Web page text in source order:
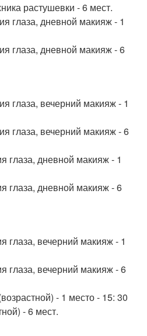
растушевки - 6 мест.
глаза, дневной макияж - 1
глаза, дневной макияж - 6
глаза, вечерний макияж - 1
глаза, вечерний макияж - 6
глаза, дневной макияж - 1
глаза, дневной макияж - 6
глаза, вечерний макияж - 1
глаза, вечерний макияж - 6
- 1 место - 15: 30
- 6 мест.